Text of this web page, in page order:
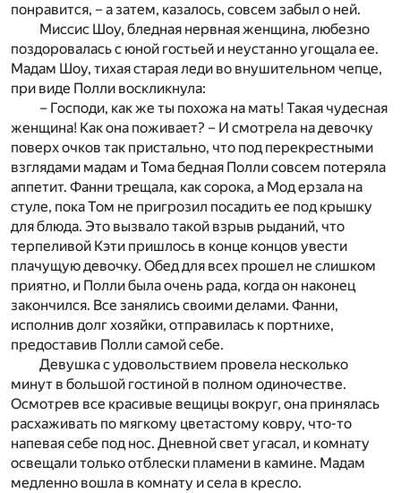
понравится, – а затем, казалось, совсем забыл о ней.
Миссис Шоу, бледная нервная женщина, любезно
поздоровалась с юной гостьей и неустанно угощала ее.
Мадам Шоу, тихая старая леди во внушительном чепце,
при виде Полли воскликнула:
– Господи, как же ты похожа на мать! Такая чудесная
женщина! Как она поживает? – И смотрела на девочку
поверх очков так пристально, что под перекрестными
взглядами мадам и Тома бедная Полли совсем потеряла
аппетит. Фанни трещала, как сорока, а Мод ерзала на
стуле, пока Том не пригрозил посадить ее под крышку
для блюда. Это вызвало такой взрыв рыданий, что
терпеливой Кэти пришлось в конце концов увести
плачущую девочку. Обед для всех прошел не слишком
приятно, и Полли была очень рада, когда он наконец
закончился. Все занялись своими делами. Фанни,
исполнив долг хозяйки, отправилась к портнихе,
предоставив Полли самой себе.
Девушка с удовольствием провела несколько
минут в большой гостиной в полном одиночестве.
Осмотрев все красивые вещицы вокруг, она принялась
расхаживать по мягкому цветастому ковру, что-то
напевая себе под нос. Дневной свет угасал, и комнату
освещали только отблески пламени в камине. Мадам
медленно вошла в комнату и села в кресло.